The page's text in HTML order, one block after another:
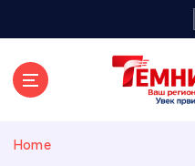
Home